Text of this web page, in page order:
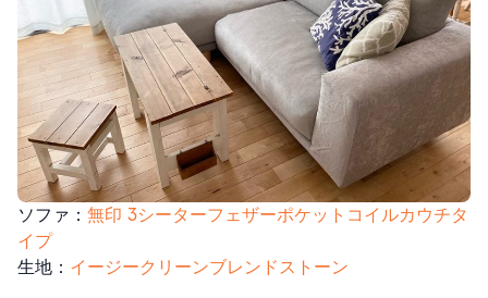
ソファ： 無印 3シーターフェザーポケットコイルカウチタ
イプ
生地： イージークリーンブレンドストーン